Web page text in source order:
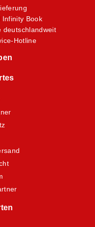
Infinity Book
deutschlandweit
Hotline